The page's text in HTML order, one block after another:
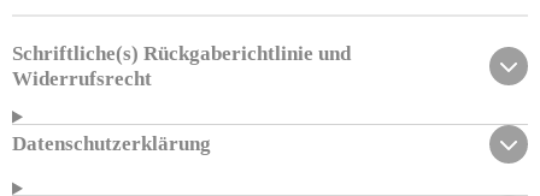
n
n
n
n
Schriftliche(s) Rückgaberichtlinie und
Widerrufsrecht
Datenschutzerklärung